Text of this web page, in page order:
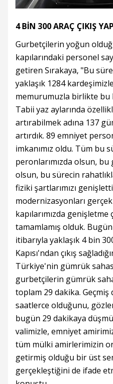
4 BİN 300 ARAÇ ÇIKIŞ
Gurbetçilerin yoğun
kapılarındaki personel
getiren Sırakaya, "Bu
yaklaşık 1284
memurumuzla birlikte bu
Tabii yaz aylarında
artırabilmek adına 137
artırdık. 89 emniyet
imkanımız oldu. Tüm bu
peronlarımızda olsun, bu
olsun, bu sürecin
fiziki şartlarımızı
modernizasyonları
kapılarımızda genişletme
tamamlamış olduk. Bugün
itibarıyla yaklaşık 4 bin
Kapısı'ndan çıkış
Türkiye'nin gümrük
gurbetçilerin gümrük
toplam 29 dakika.
saatlerce olduğunu,
bugün 29 dakikaya
valimizle, emniyet
tüm mülki amirlerimizin
getirmiş olduğu bir üst
gerçekleştiğini de ifade